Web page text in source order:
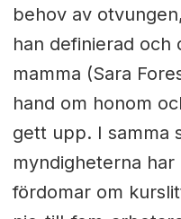
behov av
han definierad och
mamma (Sara
hand om honom
gett upp. I samma
myndigheterna
fördomar om